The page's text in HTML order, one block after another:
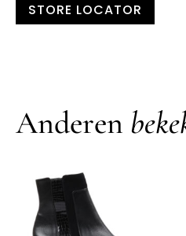
STORE LOCATOR
Anderen